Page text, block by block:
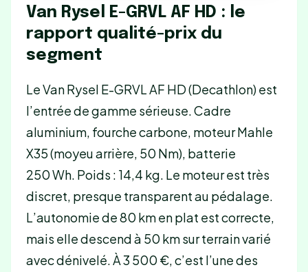
Van Rysel E-GRVL AF HD : le
rapport qualité-prix du
segment
Le Van Rysel E-GRVL AF HD (Decathlon) est
l’entrée de gamme sérieuse. Cadre
aluminium, fourche carbone, moteur Mahle
X35 (moyeu arrière, 50 Nm), batterie
250 Wh. Poids : 14,4 kg. Le moteur est très
discret, presque transparent au pédalage.
L’autonomie de 80 km en plat est correcte,
mais elle descend à 50 km sur terrain varié
avec dénivelé. À 3 500 €, c’est l’une des